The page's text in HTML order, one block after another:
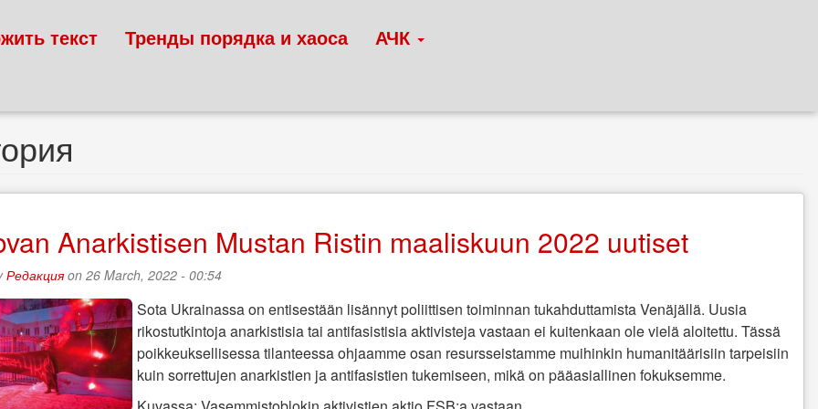
текст Тренды порядка и хаоса АЧК
Anarkistisen Mustan Ristin maaliskuun 2022 uutiset
Редакцияon 26 March, 2022 - 00:54
Sota Ukrainassa on entisestään lisännyt poliittisen toiminnan tukahduttamista Venäjällä. Uusia
rikostutkintoja anarkistisia tai antifasistisia aktivisteja vastaan ei kuitenkaan ole vielä aloitettu. Tässä
poikkeuksellisessa tilanteessa ohjaamme osan resursseistamme muihinkin humanitäärisiin tarpeisiin
kuin sorrettujen anarkistien ja antifasistien tukemiseen, mikä on pääasiallinen fokuksemme.